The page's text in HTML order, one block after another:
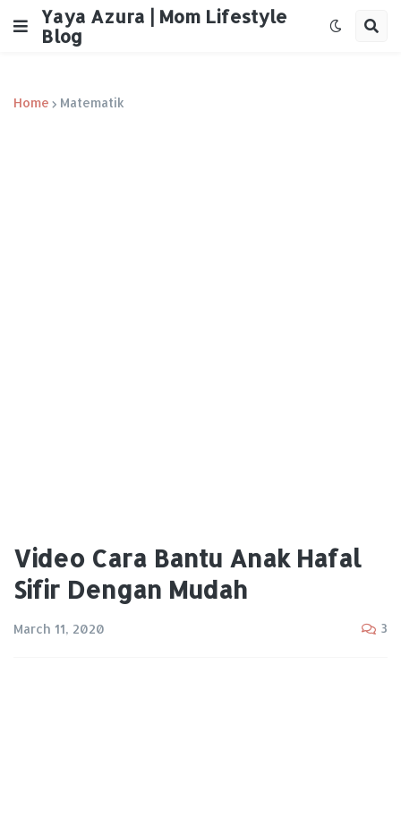
Yaya Azura | Mom Lifestyle
Blog
Home Matematik
Video Cara Bantu Anak Hafal
Sifir Dengan Mudah
March 11, 2020 3